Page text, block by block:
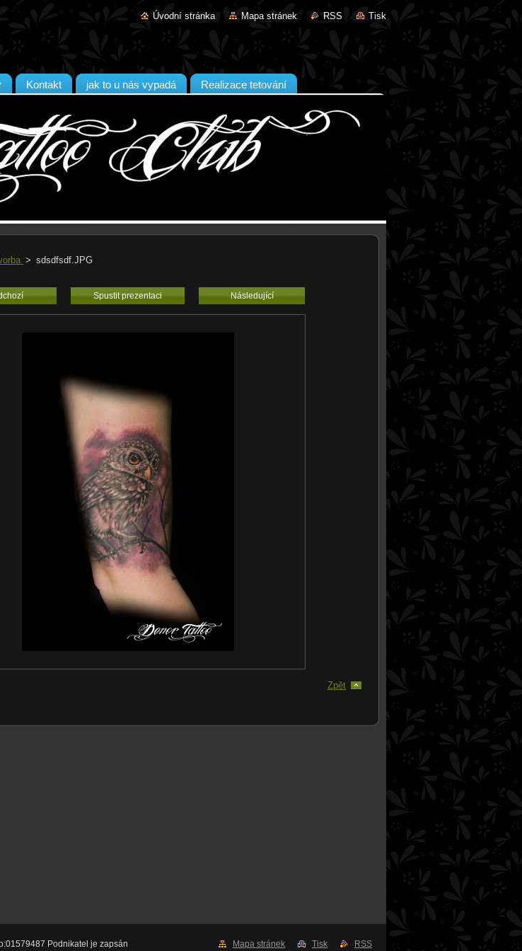
Úvodní stránka Mapa stránek RSS Tisk
Kontakt jak to u nás vypadá Realizace tetování
> sdsdfsdf.JPG
Spustit prezentaci Následující
Zpět
Mapa stránek Tisk RSS
Podnikatel je zapsán